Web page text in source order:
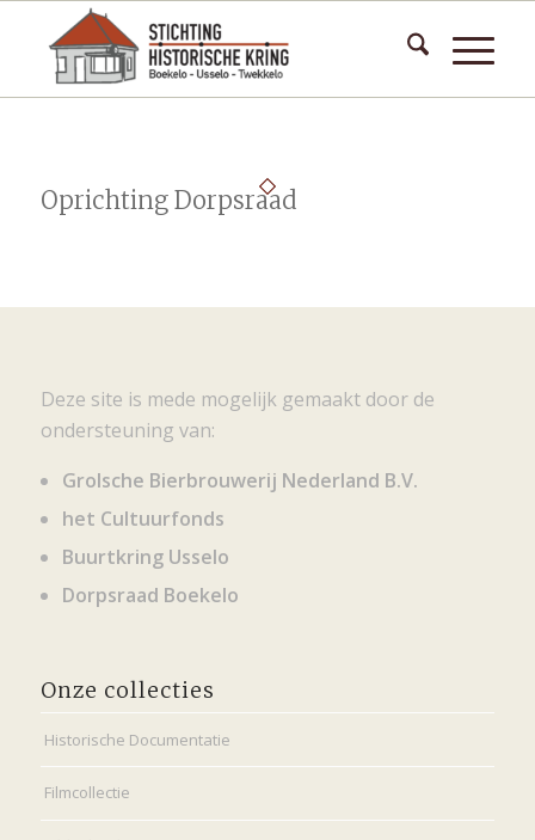
Oprichting Dorpsraad
Deze site is mede mogelijk gemaakt door de
ondersteuning van:
Grolsche Bierbrouwerij Nederland B.V.
het Cultuurfonds
Buurtkring Usselo
Dorpsraad Boekelo
Onze collecties
Historische Documentatie
Filmcollectie